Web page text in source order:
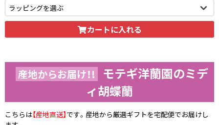
カートに入れる
産地からお届け！!
モテギ洋蘭園のミデ
ィ胡蝶蘭
こちらは【産地直送】です。産地から厳選ギフトを宅配便でお届けし